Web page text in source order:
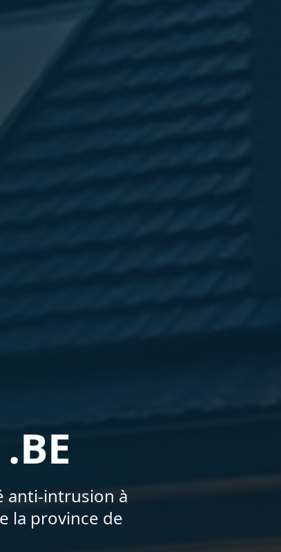
anti-intrusion à
la province de